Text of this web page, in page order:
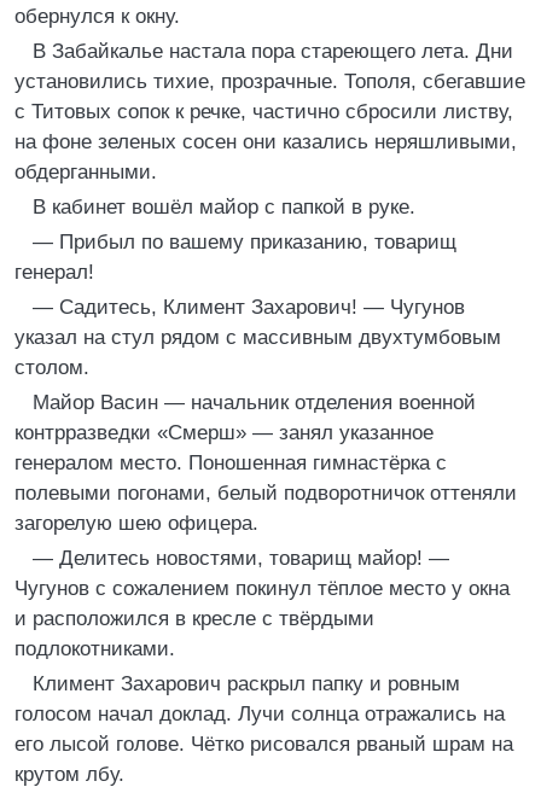
обернулся к окну.
В Забайкалье настала пора стареющего лета. Дни
установились тихие, прозрачные. Тополя, сбегавшие
с Титовых сопок к речке, частично сбросили листву,
на фоне зеленых сосен они казались неряшливыми,
обдерганными.
В кабинет вошёл майор с папкой в руке.
— Прибыл по вашему приказанию, товарищ
генерал!
— Садитесь, Климент Захарович! — Чугунов
указал на стул рядом с массивным двухтумбовым
столом.
Майор Васин — начальник отделения военной
контрразведки «Смерш» — занял указанное
генералом место. Поношенная гимнастёрка с
полевыми погонами, белый подворотничок оттеняли
загорелую шею офицера.
— Делитесь новостями, товарищ майор! —
Чугунов с сожалением покинул тёплое место у окна
и расположился в кресле с твёрдыми
подлокотниками.
Климент Захарович раскрыл папку и ровным
голосом начал доклад. Лучи солнца отражались на
его лысой голове. Чётко рисовался рваный шрам на
крутом лбу.